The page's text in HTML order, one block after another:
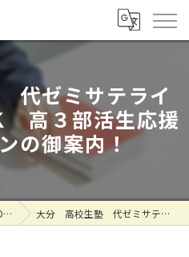
ゼミサテライ
高３部活生応援
の御案内！
板 大分 高校生塾 代ゼミサテライン予備校Ｏ.Ｎ.Ｋ 高３部活生応援キャンペーンの御案内！